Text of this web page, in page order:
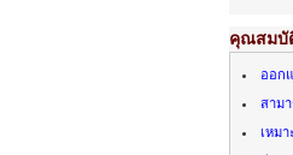
คุณสม
ออก
สาม
เหม